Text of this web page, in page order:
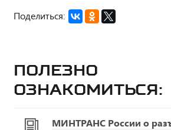
Поделиться:
Полезно
ознакомиться:
МИНТРАНС России о